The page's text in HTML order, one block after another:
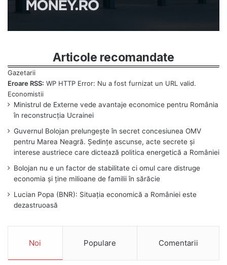
Articole recomandate
Eroare RSS: WP HTTP Error: Nu a fost furnizat un URL valid.
Ministrul de Externe vede avantaje economice pentru România
în reconstrucția Ucrainei
Guvernul Bolojan prelungește în secret concesiunea OMV
pentru Marea Neagră. Ședințe ascunse, acte secrete și
interese austriece care dictează politica energetică a României
Bolojan nu e un factor de stabilitate ci omul care distruge
economia și ține milioane de familii în sărăcie
Lucian Popa (BNR): Situația economică a României este
dezastruoasă
Noi Populare Comentarii